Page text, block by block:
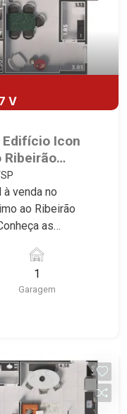
V
Icon
Ribeirão
venda no
ao Ribeirão
2 ambientes
gourmet - 1
1
Garagem